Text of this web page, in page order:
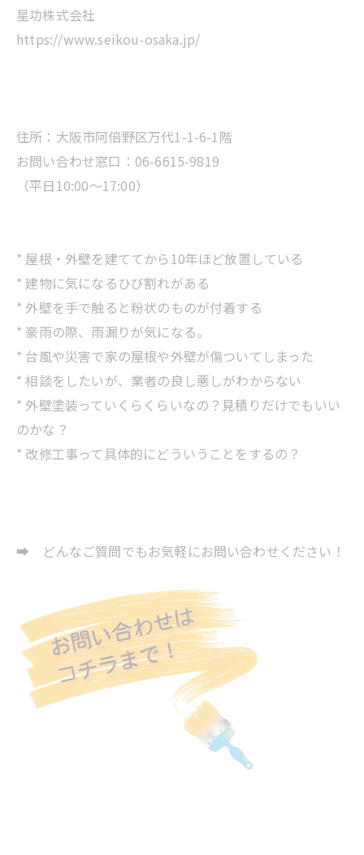
星功株式会社
https://www.seikou-osaka.jp/
住所：大阪市阿倍野区万代1-1-6-1階
お問い合わせ窓口：06-6615-9819
（平日10:00～17:00）
* 屋根・外壁を建ててから10年ほど放置している
* 建物に気になるひび割れがある
* 外壁を手で触ると粉状のものが付着する
* 豪雨の際、雨漏りが気になる。
* 台風や災害で家の屋根や外壁が傷ついてしまった
* 相談をしたいが、業者の良し悪しがわからない
* 外壁塗装っていくらくらいなの？見積りだけでもいい
のかな？
* 改修工事って具体的にどういうことをするの？
➡ どんなご質問でもお気軽にお問い合わせください！